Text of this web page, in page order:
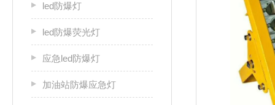
led防爆灯
led防爆荧光灯
应急led防爆灯
加油站防爆应急灯